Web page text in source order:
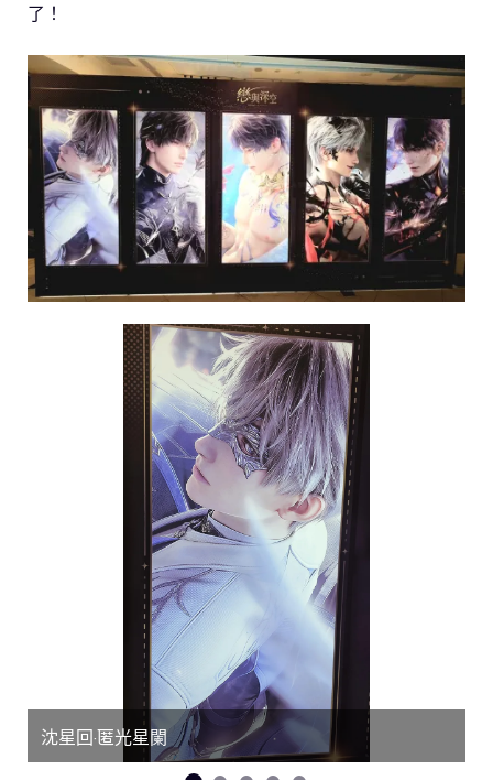
了！
沈星回·匿光星闌